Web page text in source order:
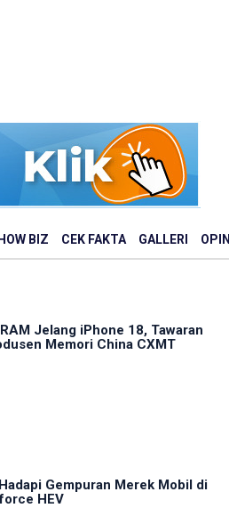
BIZ CEK FAKTA GALLERI OPINI
Jelang iPhone 18, Tawaran
Memori China CXMT
Gempuran Merek Mobil di
HEV